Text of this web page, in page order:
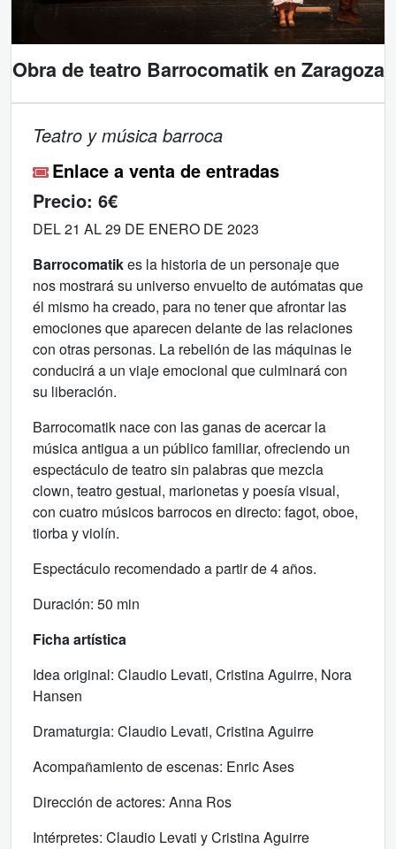
Obra de teatro Barrocomatik en Zaragoza
Teatro y música barroca
Enlace a venta de entradas
Precio: 6€
DEL 21 AL 29 DE ENERO DE 2023
Barrocomatikes la historia de un personaje que
nos mostrará su universo envuelto de autómatas que
él mismo ha creado, para no tener que afrontar las
emociones que aparecen delante de las relaciones
con otras personas. La rebelión de las máquinas le
conducirá a un viaje emocional que culminará con
su liberación.
Barrocomatik nace con las ganas de acercar la
música antigua a un público familiar, ofreciendo un
espectáculo de teatro sin palabras que mezcla
clown, teatro gestual, marionetas y poesía visual,
con cuatro músicos barrocos en directo: fagot, oboe,
tiorba y violín.
Espectáculo recomendado a partir de 4 años.
Duración: 50 min
Ficha artística
Idea original: Claudio Levati, Cristina Aguirre, Nora
Hansen
Dramaturgia: Claudio Levati, Cristina Aguirre
Acompañamiento de escenas: Enric Ases
Dirección de actores: Anna Ros
Intérpretes: Claudio Levati y Cristina Aguirre